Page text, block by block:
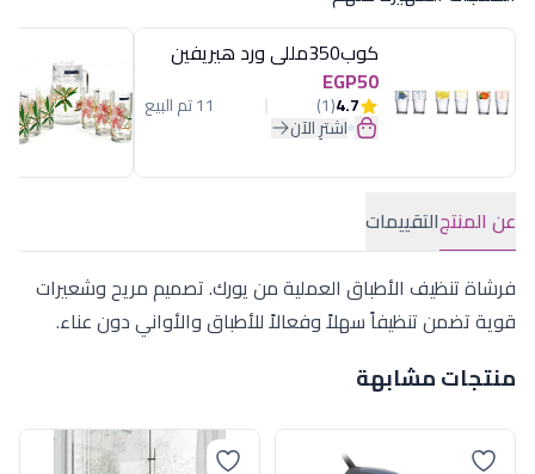
كوب350مللى ورد هيريفين
EGP50
4.7
(1) 11 تم البيع
اشترِ الآن
عن المنتجالتقييمات
فرشاة تنظيف الأطباق العملية من يورك. تصميم مريح وشعيرات
قوية تضمن تنظيفاً سهلاً وفعالاً للأطباق والأواني دون عناء.
منتجات مشابهة